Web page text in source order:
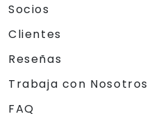
Socios
Clientes
Reseñas
Trabaja con Nosotros
FAQ